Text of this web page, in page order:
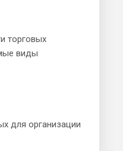
торговых
виды
для организации